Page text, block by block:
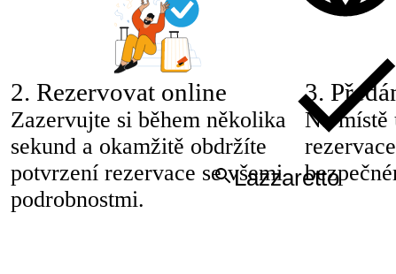
2. Rezervovat online
Zazervujte si během několika
sekund a okamžitě obdržíte
potvrzení rezervace se všemi
podrobnostmi.
3.
Na místě